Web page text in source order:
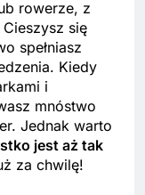
rowerze, z
się
spełniasz
Kiedy
i
mnóstwo
Jednak warto
jest aż tak
za chwilę!